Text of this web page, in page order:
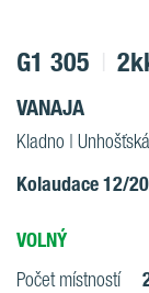
G1 305
VANAJA
Kladno |
Kolaudace 12/
VOLNÝ
Počet místností